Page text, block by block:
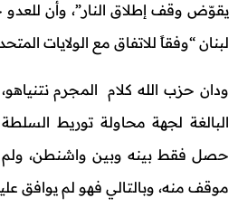
يقوّض وقف إطلاق النار”، وأن
لبنان “وفقاً للاتفاق مع الولايات
ودان حزب الله كلام المجرم
البالغة لجهة محاولة توريط السلطة
حصل فقط بينه وبين واشنطن، ولم
موقف منه، وبالتالي فهو لم يوافق